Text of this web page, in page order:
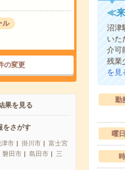
ル
の変更
果を見る
をさがす
津市 掛川市
富士宮
磐田市 島田市
三
≪来
沼津
いた
介可
残業
を見
勤
曜